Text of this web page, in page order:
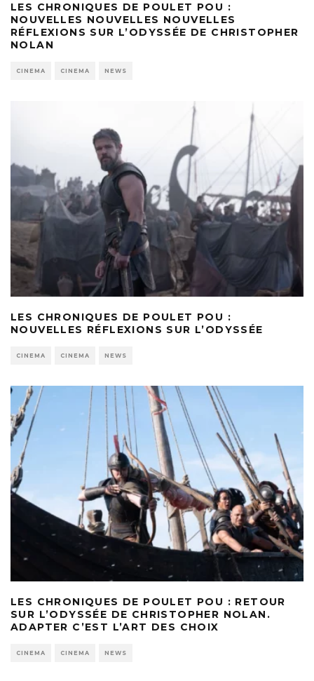
LES CHRONIQUES DE POULET POU :
NOUVELLES NOUVELLES NOUVELLES
RÉFLEXIONS SUR L’ODYSSÉE DE CHRISTOPHER
NOLAN
CINEMA CINEMA NEWS
LES CHRONIQUES DE POULET POU :
NOUVELLES RÉFLEXIONS SUR L’ODYSSÉE
CINEMA CINEMA NEWS
LES CHRONIQUES DE POULET POU : RETOUR
SUR L’ODYSSÉE DE CHRISTOPHER NOLAN.
ADAPTER C’EST L’ART DES CHOIX
CINEMA CINEMA NEWS